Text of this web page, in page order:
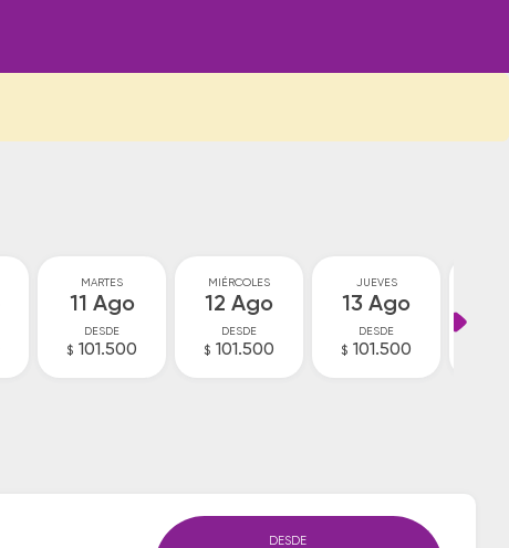
MARTES
11 Ago
DESDE
$ 101.500
MIÉRCOLES
12 Ago
DESDE
$ 101.500
JUEVES
13 Ago
DESDE
$ 101.500
DESDE